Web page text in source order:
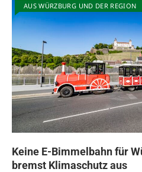
AUS WÜRZBURG UND DER REGION
Keine E-Bimmelbahn für
bremst Klimaschutz aus